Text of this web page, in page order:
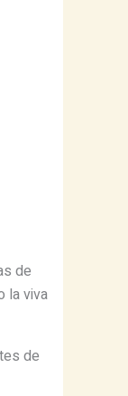
de
la viva
de